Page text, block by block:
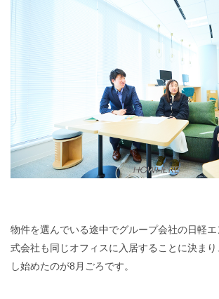
物件を選んでいる途中でグループ会社の日軽
式会社も同じオフィスに入居することに決ま
し始めたのが8月ごろです。